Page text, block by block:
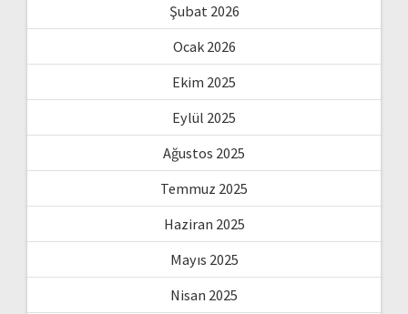
Şubat 2026
Ocak 2026
Ekim 2025
Eylül 2025
Ağustos 2025
Temmuz 2025
Haziran 2025
Mayıs 2025
Nisan 2025